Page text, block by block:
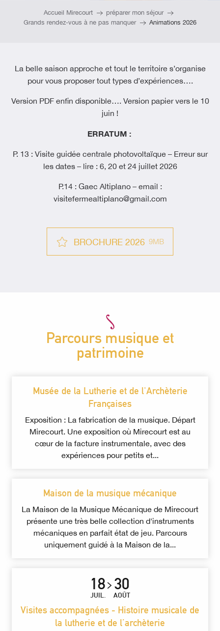
Accueil Mirecourt
préparer mon séjour
Grands rendez-vous à ne pas manquer
Animations 2026
La belle saison approche et tout le territoire s’organise
pour vous proposer tout types d’expériences….
Version PDF enfin disponible…. Version papier vers le 10
juin !
ERRATUM :
P. 13 : Visite guidée centrale photovoltaïque – Erreur sur
les dates – lire : 6, 20 et 24 juillet 2026
P.14 : Gaec Altiplano – email :
visitefermealtiplano@gmail.com
BROCHURE 2026 9MB
Parcours musique et
patrimoine
Musée de la Lutherie et de l'Archèterie
Françaises
Exposition : La fabrication de la musique. Départ
Mirecourt. Une exposition où Mirecourt est au
cœur de la facture instrumentale, avec des
expériences pour petits et...
Maison de la musique mécanique
La Maison de la Musique Mécanique de Mirecourt
présente une très belle collection d'instruments
mécaniques en parfait état de jeu. Parcours
uniquement guidé à la Maison de la...
18
JUIL.
30
AOÛT
Visites accompagnées - Histoire musicale de
la lutherie et de l’archèterie